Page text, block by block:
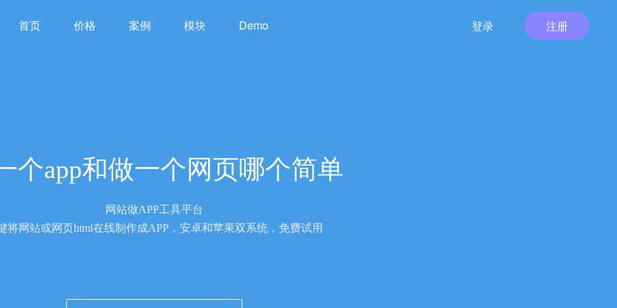
首页 价格 案例 模块 Demo 登录 注册
个app和做一个网页哪个简单
网站做APP工具平台
将网站或网页html在线制作成APP，安卓和苹果双系统，免费试用